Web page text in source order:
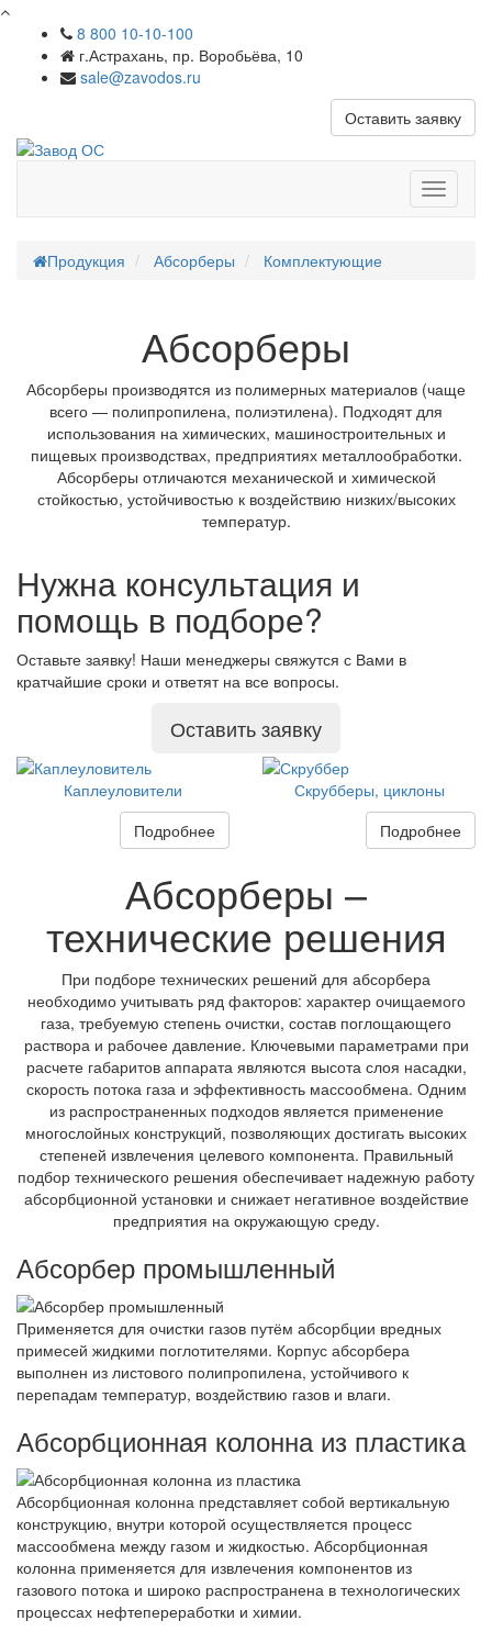
8 800 10-10-100
г.Астрахань, пр. Воробьёва, 10
sale@zavodos.ru
Оставить заявку
меню
Продукция Абсорберы Комплектующие
Абсорберы
Абсорберы производятся из полимерных материалов (чаще
всего — полипропилена, полиэтилена). Подходят для
использования на химических, машиностроительных и
пищевых производствах, предприятиях металлообработки.
Абсорберы отличаются механической и химической
стойкостью, устойчивостью к воздействию низких/высоких
температур.
Нужна консультация и
помощь в подборе?
Оставьте заявку! Наши менеджеры свяжутся с Вами в
кратчайшие сроки и ответят на все вопросы.
Оставить заявку
Каплеуловители
Подробнее
Скрубберы, циклоны
Подробнее
Абсорберы –
технические решения
При подборе технических решений для абсорбера
необходимо учитывать ряд факторов: характер очищаемого
газа, требуемую степень очистки, состав поглощающего
раствора и рабочее давление. Ключевыми параметрами при
расчете габаритов аппарата являются высота слоя насадки,
скорость потока газа и эффективность массообмена. Одним
из распространенных подходов является применение
многослойных конструкций, позволяющих достигать высоких
степеней извлечения целевого компонента. Правильный
подбор технического решения обеспечивает надежную работу
абсорбционной установки и снижает негативное воздействие
предприятия на окружающую среду.
Абсорбер промышленный
Применяется для очистки газов путём абсорбции вредных
примесей жидкими поглотителями. Корпус абсорбера
выполнен из листового полипропилена, устойчивого к
перепадам температур, воздействию газов и влаги.
Абсорбционная колонна из пластика
Абсорбционная колонна представляет собой вертикальную
конструкцию, внутри которой осуществляется процесс
массообмена между газом и жидкостью. Абсорбционная
колонна применяется для извлечения компонентов из
газового потока и широко распространена в технологических
процессах нефтепереработки и химии.